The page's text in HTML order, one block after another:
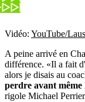
Vidéo: YouTube/
A peine arrivé en
différence. «Il a fait
alors je disais au
perdre avant
rigole Michael